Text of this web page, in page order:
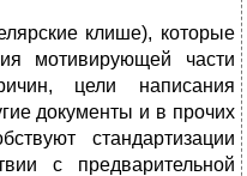
клише), которые
мотивирующей части
цели написания
документы и в прочих
стандартизации
с предварительной